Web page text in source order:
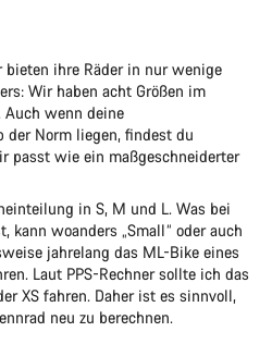
bieten ihre Räder in nur wenige
Wir haben acht Größen im
Auch wenn deine
der Norm liegen, findest du
passt wie ein maßgeschneiderter
in S, M und L. Was bei
kann woanders „Small“ oder auch
jahrelang das ML-Bike eines
Laut PPS-Rechner sollte ich das
XS fahren. Daher ist es sinnvoll,
neu zu berechnen.